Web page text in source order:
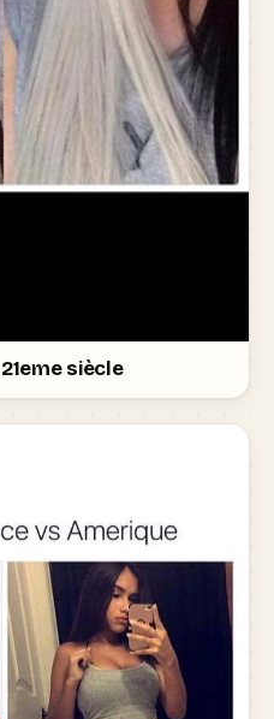
siècle